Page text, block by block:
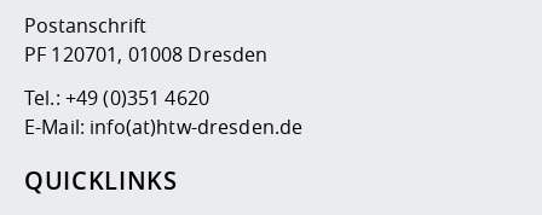
Postanschrift
PF 120701, 01008 Dresden
Tel.: +49 (0)351 4620
E-Mail: info(at)htw-dresden.de
QUICKLINKS